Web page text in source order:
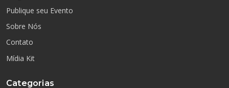
Publique seu Evento
Sobre Nós
Contato
Mídia Kit
Categorias